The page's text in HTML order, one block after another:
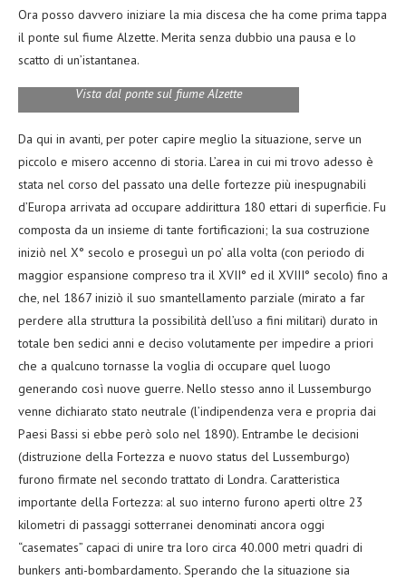
Ora posso davvero iniziare la mia discesa che ha come prima tappa
il ponte sul fiume Alzette. Merita senza dubbio una pausa e lo
scatto di un’istantanea.
Vista dal ponte sul fiume Alzette
Da qui in avanti, per poter capire meglio la situazione, serve un
piccolo e misero accenno di storia. L’area in cui mi trovo adesso è
stata nel corso del passato una delle fortezze più inespugnabili
d’Europa arrivata ad occupare addirittura 180 ettari di superficie. Fu
composta da un insieme di tante fortificazioni; la sua costruzione
iniziò nel X° secolo e proseguì un po’ alla volta (con periodo di
maggior espansione compreso tra il XVII° ed il XVIII° secolo) fino a
che, nel 1867 iniziò il suo smantellamento parziale (mirato a far
perdere alla struttura la possibilità dell’uso a fini militari) durato in
totale ben sedici anni e deciso volutamente per impedire a priori
che a qualcuno tornasse la voglia di occupare quel luogo
generando così nuove guerre. Nello stesso anno il Lussemburgo
venne dichiarato stato neutrale (l’indipendenza vera e propria dai
Paesi Bassi si ebbe però solo nel 1890). Entrambe le decisioni
(distruzione della Fortezza e nuovo status del Lussemburgo)
furono firmate nel secondo trattato di Londra. Caratteristica
importante della Fortezza: al suo interno furono aperti oltre 23
kilometri di passaggi sotterranei denominati ancora oggi
“casemates” capaci di unire tra loro circa 40.000 metri quadri di
bunkers anti-bombardamento. Sperando che la situazione sia